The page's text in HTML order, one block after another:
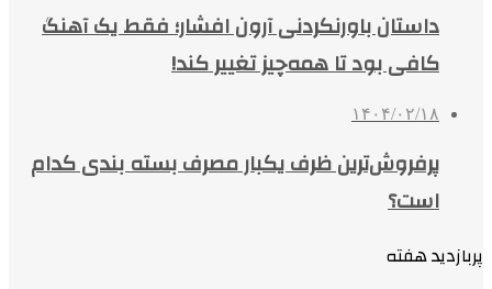
داستان باورنکردنی آرون افشار؛ فقط یک آهنگ
کافی بود تا همه‌چیز تغییر کند!
۱۴۰۴/۰۲/۱۸
پرفروش‌ترین ظرف یکبار مصرف بسته بندی کدام
است؟
پربازدید هفته